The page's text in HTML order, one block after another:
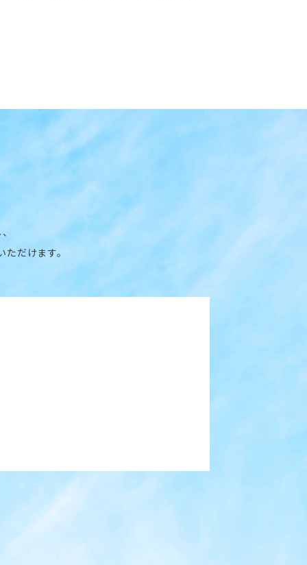
だけます。